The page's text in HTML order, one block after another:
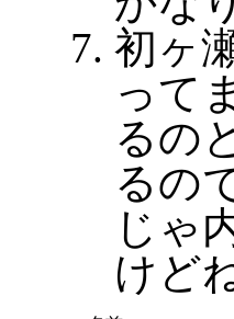
初ヶ
って
るの
るの
じゃ
けど